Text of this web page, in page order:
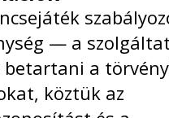
— a
betartani a
köztük az